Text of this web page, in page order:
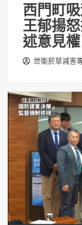
西門町
王郁揚
述意見權
世衛菸草減害